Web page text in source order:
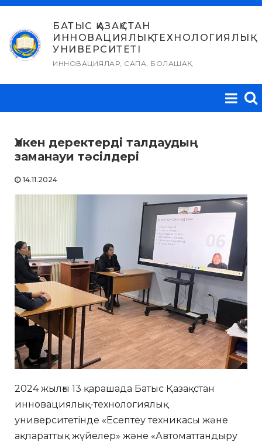
Skip
content
БАТЫС ҚАЗАҚСТАН
ИННОВАЦИЯЛЫҚ-ТЕХНОЛОГИЯЛЫҚ
УНИВЕРСИТЕТІ
ИННОВАЦИЯЛАР, САПА, БОЛАШАҚ
Үлкен деректерді талдаудың
заманауи тәсілдері
14.11.2024
2024 жылғы 13 қарашада Батыс Қазақстан
инновациялық-технологиялық
университетінде «Есептеу техникасы және
ақпараттық жүйелер» және «Автоматтандыру